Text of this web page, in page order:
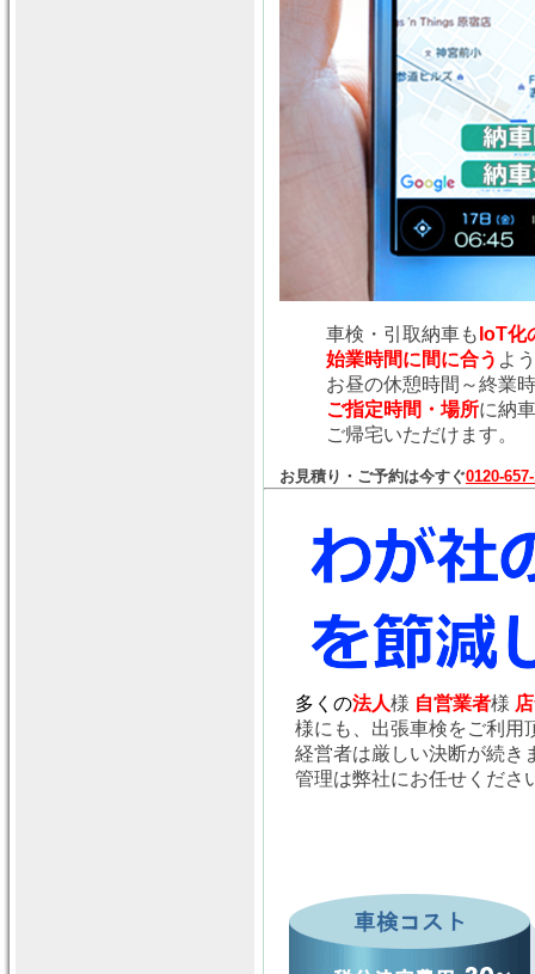
車検・引取納車も IoT化
始業時間に間に合う よ
お昼の休憩時間～終業
ご指定時間・場所に納
ご帰宅いただけます。
お見積り・ご予約は今すぐ0120-
多くの法人様 自営業者様
様にも、出張車検をご利用
経営者は厳しい決断が続き
管理は弊社にお任せくださ